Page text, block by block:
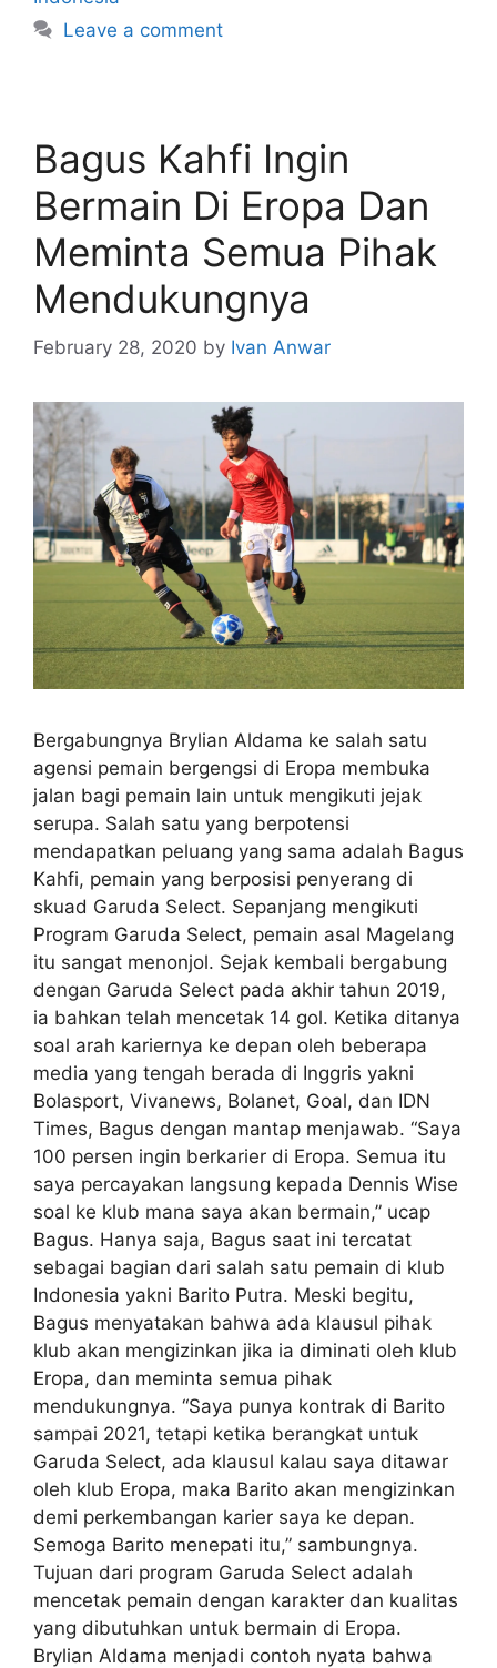
Leave a comment
Bagus Kahfi Ingin
Bermain Di Eropa Dan
Meminta Semua Pihak
Mendukungnya
February 28, 2020 by Ivan Anwar
Bergabungnya Brylian Aldama ke salah satu
agensi pemain bergengsi di Eropa membuka
jalan bagi pemain lain untuk mengikuti jejak
serupa. Salah satu yang berpotensi
mendapatkan peluang yang sama adalah Bagus
Kahfi, pemain yang berposisi penyerang di
skuad Garuda Select. Sepanjang mengikuti
Program Garuda Select, pemain asal Magelang
itu sangat menonjol. Sejak kembali bergabung
dengan Garuda Select pada akhir tahun 2019,
ia bahkan telah mencetak 14 gol. Ketika ditanya
soal arah kariernya ke depan oleh beberapa
media yang tengah berada di Inggris yakni
Bolasport, Vivanews, Bolanet, Goal, dan IDN
Times, Bagus dengan mantap menjawab. “Saya
100 persen ingin berkarier di Eropa. Semua itu
saya percayakan langsung kepada Dennis Wise
soal ke klub mana saya akan bermain,” ucap
Bagus. Hanya saja, Bagus saat ini tercatat
sebagai bagian dari salah satu pemain di klub
Indonesia yakni Barito Putra. Meski begitu,
Bagus menyatakan bahwa ada klausul pihak
klub akan mengizinkan jika ia diminati oleh klub
Eropa, dan meminta semua pihak
mendukungnya. “Saya punya kontrak di Barito
sampai 2021, tetapi ketika berangkat untuk
Garuda Select, ada klausul kalau saya ditawar
oleh klub Eropa, maka Barito akan mengizinkan
demi perkembangan karier saya ke depan.
Semoga Barito menepati itu,” sambungnya.
Tujuan dari program Garuda Select adalah
mencetak pemain dengan karakter dan kualitas
yang dibutuhkan untuk bermain di Eropa.
Brylian Aldama menjadi contoh nyata bahwa